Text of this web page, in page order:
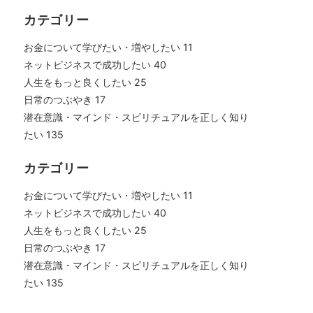
カテゴリー
お金について学びたい・増やしたい 11
ネットビジネスで成功したい 40
人生をもっと良くしたい 25
日常のつぶやき 17
潜在意識・マインド・スピリチュアルを正しく知り
たい 135
カテゴリー
お金について学びたい・増やしたい 11
ネットビジネスで成功したい 40
人生をもっと良くしたい 25
日常のつぶやき 17
潜在意識・マインド・スピリチュアルを正しく知り
たい 135